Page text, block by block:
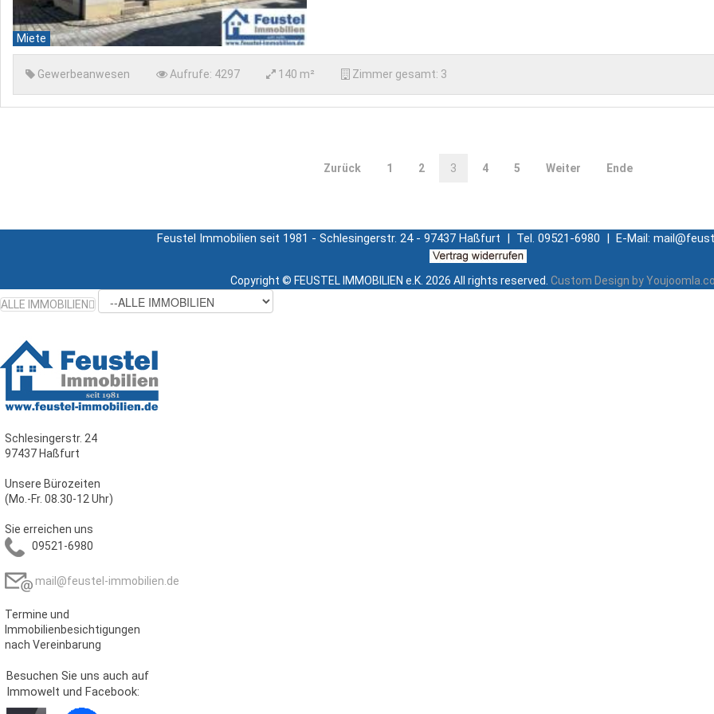
Miete
Gewerbeanwesen Aufrufe: 4297 140 m² Zimmer gesamt: 3
Zurück 1 2 3 4 5 Weiter Ende
Feustel Immobilien seit 1981 - Schlesingerstr. 24 - 97437 Haßfurt | Tel. 09521-6980 | E-Mail:
Copyright © FEUSTEL IMMOBILIEN e.K. 2026 All rights reserved. Custom Design by
ALLE IMMOBILIEN
Schlesingerstr. 24
97437 Haßfurt
Unsere Bürozeiten
(Mo.-Fr. 08.30-12 Uhr)
Sie erreichen uns
09521-6980
mail@feustel-immobilien.de
Termine und
Immobilienbesichtigungen
nach Vereinbarung
Besuchen Sie uns auch auf
Immowelt und Facebook: